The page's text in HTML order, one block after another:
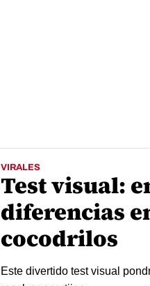
VIRALES
Test visual:
diferencias
cocodrilos
Este divertido test visual